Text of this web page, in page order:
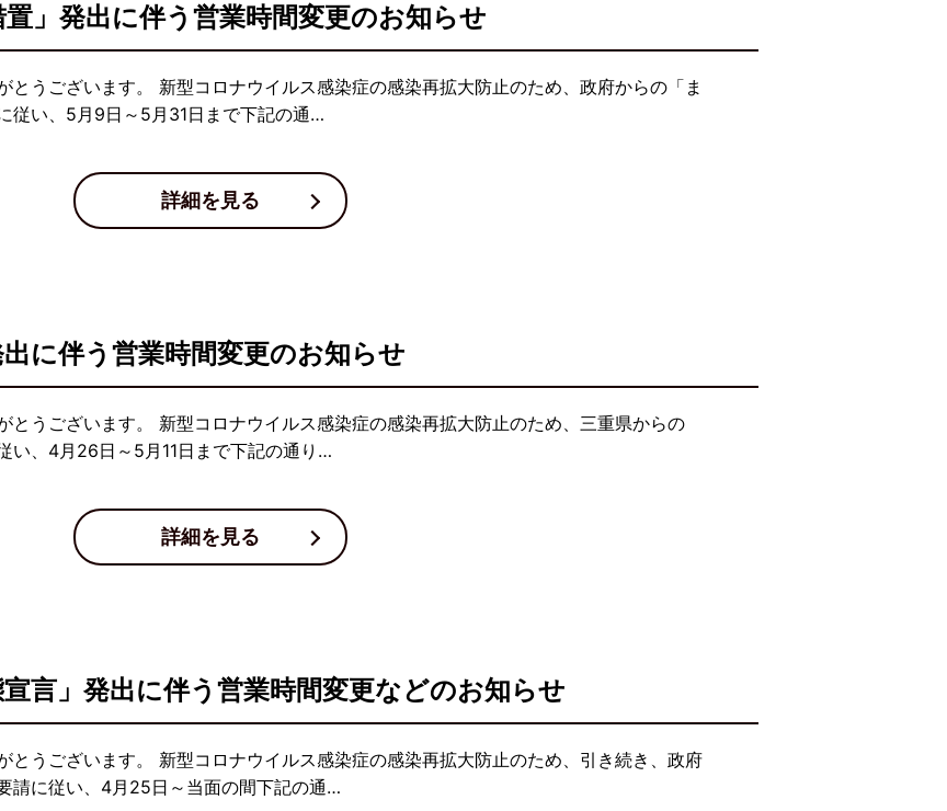
」発出に伴う営業時間変更のお知らせ
とうございます。 新型コロナウイルス感染症の感染再拡大防止のため、政府からの「ま
従い、5月9日～5月31日まで下記の通…
詳細を見る
に伴う営業時間変更のお知らせ
とうございます。 新型コロナウイルス感染症の感染再拡大防止のため、三重県からの
い、4月26日～5月11日まで下記の通り…
詳細を見る
言」発出に伴う営業時間変更などのお知らせ
とうございます。 新型コロナウイルス感染症の感染再拡大防止のため、引き続き、政府
請に従い、4月25日～当面の間下記の通…